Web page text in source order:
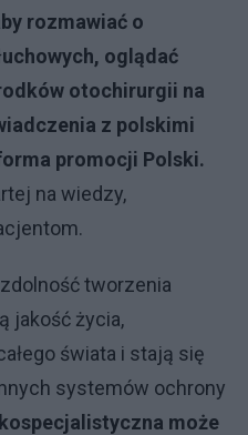
rozmawiać o
oglądać
otochirurgii na
z polskimi
promocji Polski.
na wiedzy,
tworzenia
jakość życia,
świata i stają się
systemów ochrony
może